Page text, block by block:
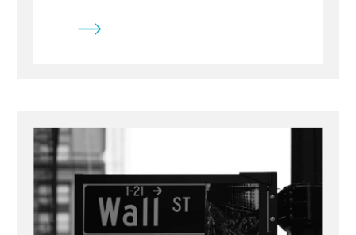
位。1958年創立大通投資顧問公司
美元資產，其旗下機構大型成長股組
合於1990至2001年間創下年化報酬率
16.38%的亮眼成績，顯著超越同期
S&P 500指數及Russell 1000